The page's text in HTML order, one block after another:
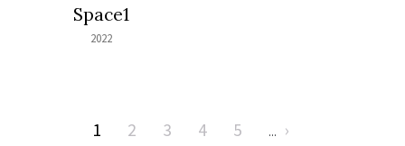
Space1
2022
1 2 3 4 5 ... ›